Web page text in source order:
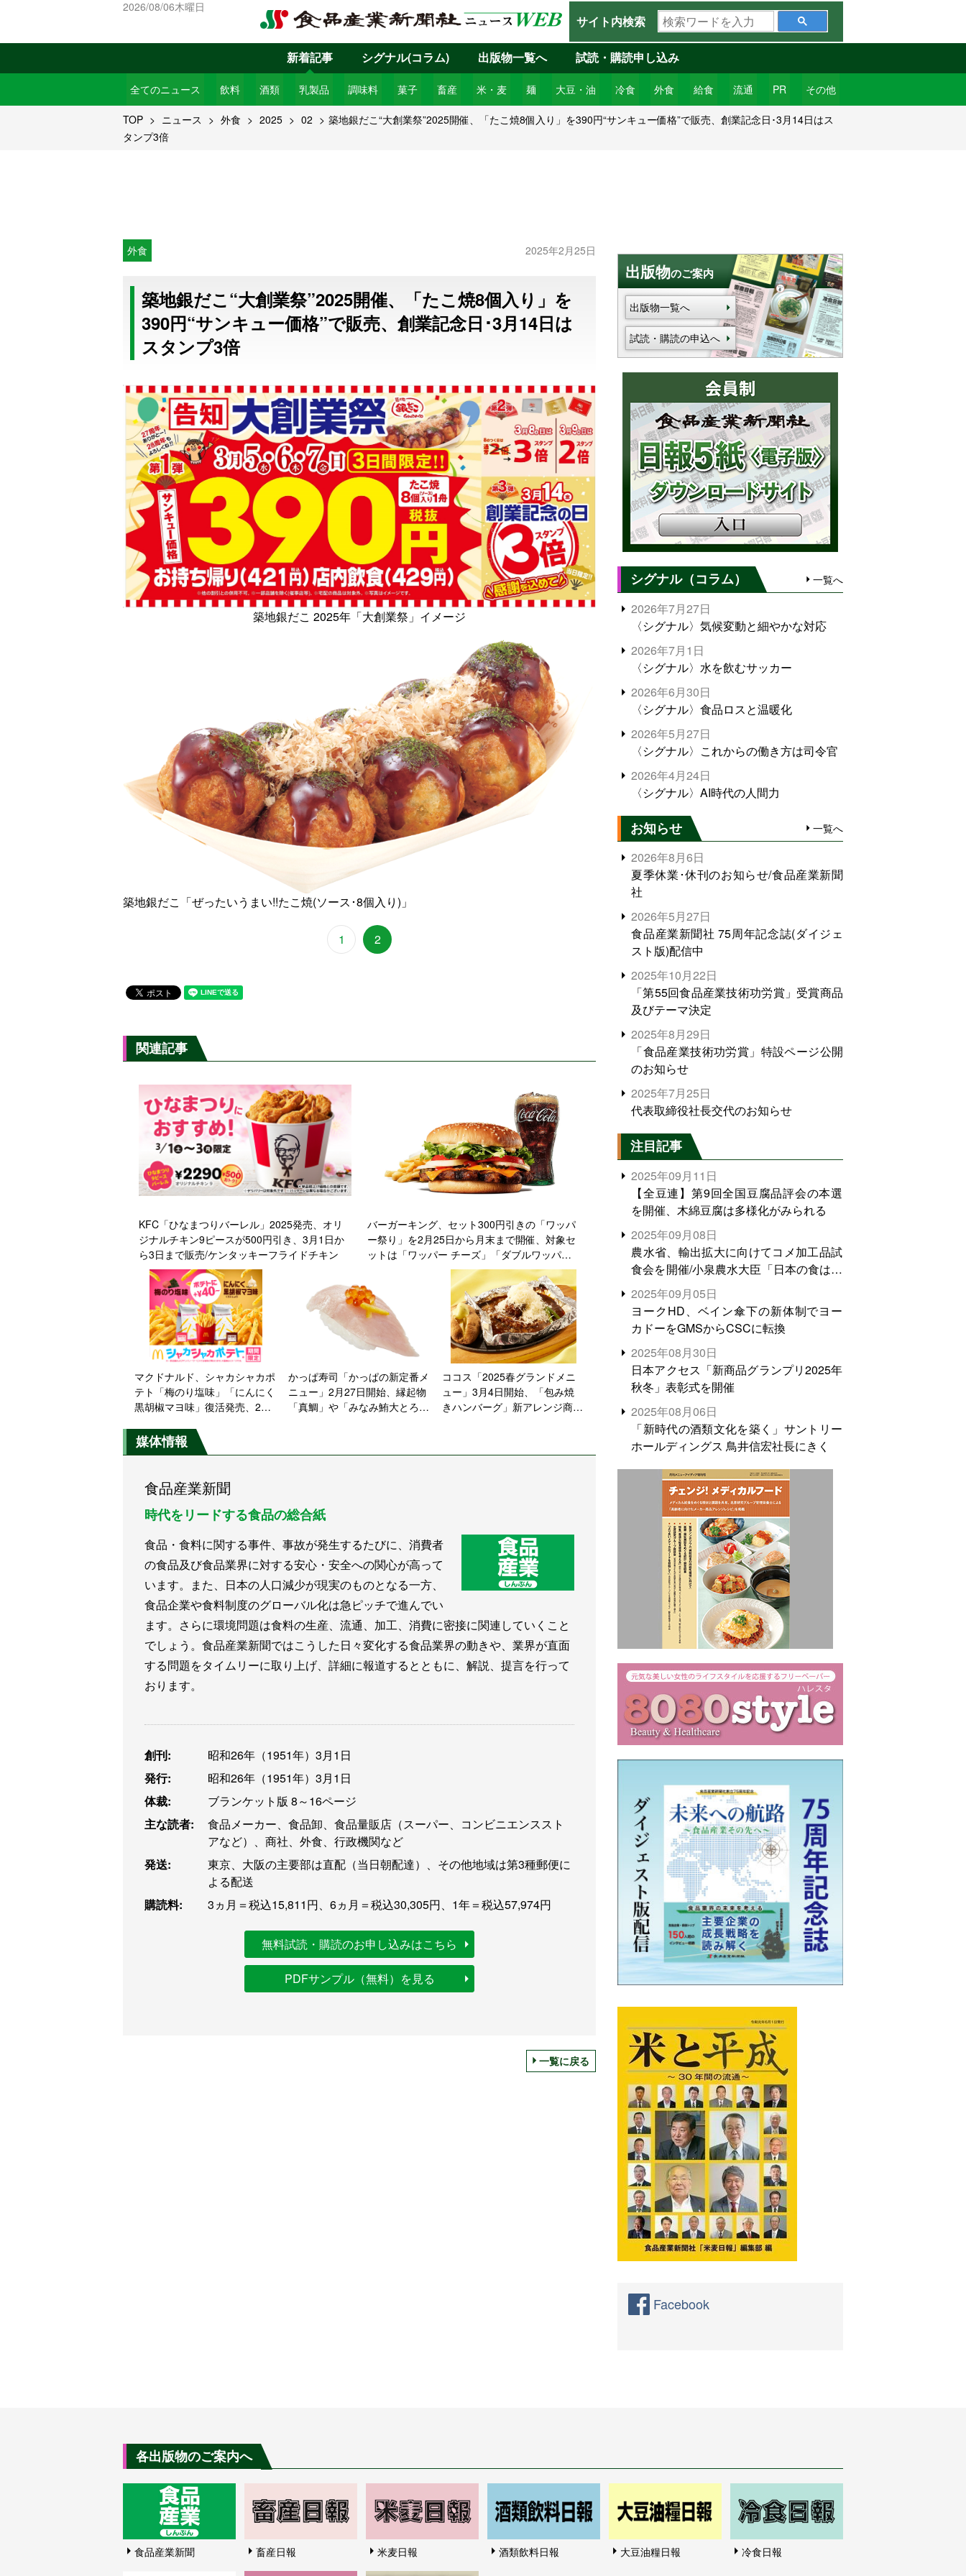
2026/08/06木曜日
サイト内検索
検
索
ワ
ー
ド
を
入
新着記事
全てのニュース 飲料 酒類 乳製品 調味料 菓子 畜産 米・麦 麺 大豆・油 冷食 外食 給食 流通 PR その他
シグナル(コラム) 出版物一覧へ 試読・購読申し込み
TOP ニュース 外食 2025 02
築地銀だこ“大創業祭”2025開催、「たこ焼8個入り」を390円“サンキュー価格”で販売、創業記念日･3月14日はス
タンプ3倍
外食 2025年2月25日
築地銀だこ“大創業祭”2025開催、「たこ焼8個入り」を
390円“サンキュー価格”で販売、創業記念日･3月14日は
スタンプ3倍
築地銀だこ 2025年「大創業祭」イメージ
築地銀だこ「ぜったいうまい!!たこ焼(ソース･8個入り)」
1 2
関連記事
KFC「ひなまつりバーレル」2025発売、オリ
ジナルチキン9ピースが500円引き、3月1日か
ら3日まで販売/ケンタッキーフライドチキン
バーガーキング、セット300円引きの「ワッパ
ー祭り」を2月25日から月末まで開催、対象セ
ットは「ワッパー チーズ」「ダブルワッパー
チーズ」「スモーキーBBQワッパー」「テリヤ
キワッパー」「スパイシーワッパー」
マクドナルド、シャカシャカポ
テト「梅のり塩味」「にんにく
黒胡椒マヨ味」復活発売、2月
かっぱ寿司「かっぱの新定番メ
ニュー」2月27日開始、縁起物
「真鯛」や「みなみ鮪大とろ
始、スイーツは「ストロベリー
ココス「2025春グランドメニ
ュー」3月4日開始、「包み焼
きハンバーグ」新アレンジ商品
み”セットなど展開
媒体情報
食品産業新聞
時代をリードする食品の総合紙
食品・食料に関する事件、事故が発生するたびに、消費者
の食品及び食品業界に対する安心・安全への関心が高って
います。また、日本の人口減少が現実のものとなる一方、
食品企業や食料制度のグローバル化は急ピッチで進んでい
ます。さらに環境問題は食料の生産、流通、加工、消費に密接に関連していくこと
でしょう。食品産業新聞ではこうした日々変化する食品業界の動きや、業界が直面
する問題をタイムリーに取り上げ、詳細に報道するとともに、解説、提言を行って
おります。
創刊:
昭和26年（1951年）3月1日
発行:
昭和26年（1951年）3月1日
体裁:
ブランケット版 8～16ページ
主な読者:
食品メーカー、食品卸、食品量販店（スーパー、コンビニエンススト
アなど）、商社、外食、行政機関など
発送:
東京、大阪の主要部は直配（当日朝配達）、その他地域は第3種郵便に
よる配送
購読料:
3ヵ月＝税込15,811円、6ヵ月＝税込30,305円、1年＝税込57,974円
無料試読・購読のお申し込みはこちら
PDFサンプル（無料）を見る
一覧に戻る
出版物のご案内
出版物一覧へ
試読・購読の申込へ
シグナル（コラム） 一覧へ
2026年7月27日
〈シグナル〉気候変動と細やかな対応
2026年7月1日
〈シグナル〉水を飲むサッカー
2026年6月30日
〈シグナル〉食品ロスと温暖化
2026年5月27日
〈シグナル〉これからの働き方は司令官
2026年4月24日
〈シグナル〉AI時代の人間力
お知らせ 一覧へ
2026年8月6日
夏季休業･休刊のお知らせ/食品産業新聞
社
2026年5月27日
食品産業新聞社 75周年記念誌(ダイジェ
スト版)配信中
2025年10月22日
「第55回食品産業技術功労賞」受賞商品
及びテーマ決定
2025年8月29日
「食品産業技術功労賞」特設ページ公開
のお知らせ
2025年7月25日
代表取締役社長交代のお知らせ
注目記事
2025年09月11日
【全豆連】第9回全国豆腐品評会の本選
を開催、木綿豆腐は多様化がみられる
2025年09月08日
農水省、輸出拡大に向けてコメ加工品試
食会を開催/小泉農水大臣「日本の食は世
界でトップをとれる。米増産に向けて、
米輸出需要の拡大を」
2025年09月05日
ヨークHD、ベイン傘下の新体制でヨー
カドーをGMSからCSCに転換
2025年08月30日
日本アクセス「新商品グランプリ2025年
秋冬」表彰式を開催
2025年08月06日
「新時代の酒類文化を築く」サントリー
ホールディングス 鳥井信宏社長にきく
Facebook
各出版物のご案内へ
食品産業新聞 畜産日報 米麦日報 酒類飲料日報 大豆油糧日報 冷食日報